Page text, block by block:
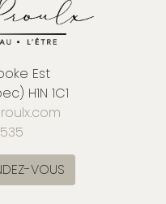
Est
H1N 1C1
VOUS